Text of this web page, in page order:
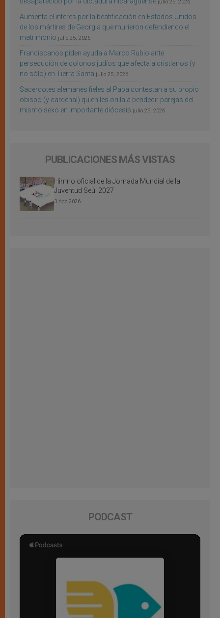
julio 25, 2026
Aumenta el interés por la beatificación en Estados Unidos
de los mártires de Georgia que murieron defendiendo el
matrimonio julio 25, 2026
Franciscanos piden ayuda a Marco Rubio ante
persecución de colonos judíos que afecta a cristianos (y
no sólo) en Tierra Santa julio 25, 2026
Sacerdotes alemanes fieles al Papa contestan a su propio
obispo (y cardenal) quien les orilla a bendecir parejas del
mismo sexo en importante diócesis julio 25, 2026
PUBLICACIONES MÁS VISTAS
Himno oficial de la Jornada Mundial de la
Juventud Seúl 2027
3 Ago 2026
PODCAST